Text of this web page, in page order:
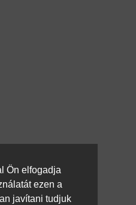
Ön elfogadja
ezen a
javítani tudjuk